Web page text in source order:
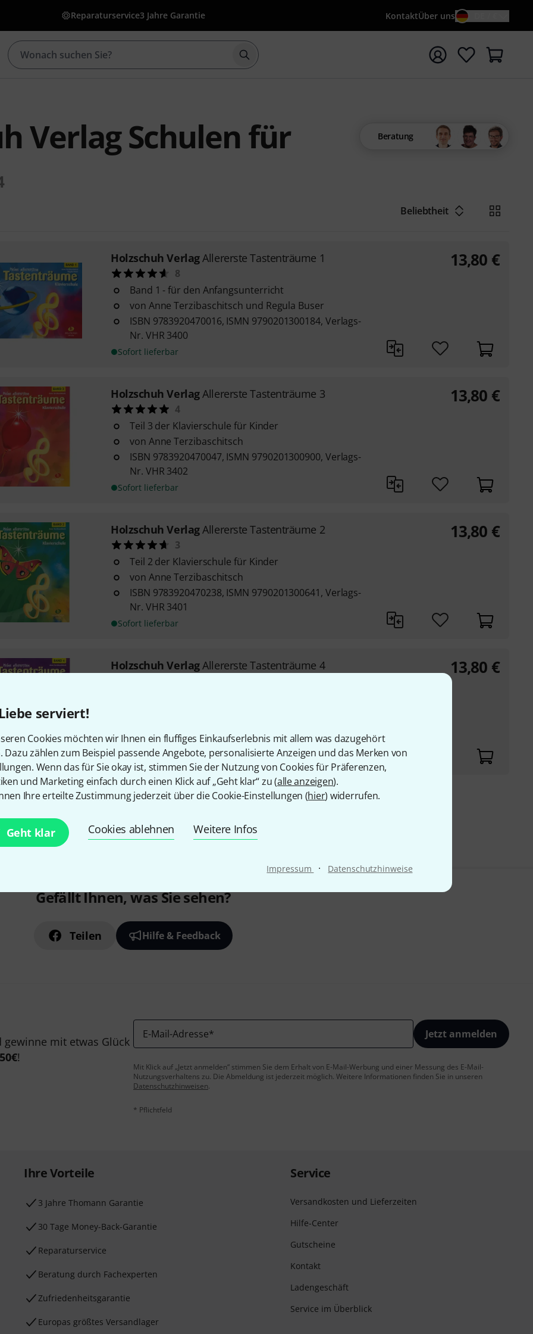
serviert!
Cookies möchten wir Ihnen ein fluffiges Einkaufserlebnis mit allem was dazugehört
Dazu zählen zum Beispiel passende Angebote, personalisierte Anzeigen und das Merken von
Wenn das für Sie okay ist, stimmen Sie der Nutzung von Cookies für Präferenzen,
und Marketing einfach durch einen Klick auf „Geht klar“ zu (alle anzeigen).
Ihre erteilte Zustimmung jederzeit über die Cookie-Einstellungen (hier) widerrufen.
Geht klar Cookies ablehnen Weitere Infos
Impressum · Datenschutzhinweise
Reparaturservice3 Jahre Garantie KontaktÜber uns
Suche mit Suchwort {searchTerm} starten
Verlag Schulen für
Beratung
Beliebtheit
Holzschuh VerlagAllererste Tastenträume 1
8
Band 1 - für den Anfangsunterricht
von Anne Terzibaschitsch und Regula Buser
ISBN 9783920470016, ISMN 9790201300184, Verlags-
Nr. VHR 3400
Sofort lieferbar
13,80 €
Holzschuh VerlagAllererste Tastenträume 3
4
Teil 3 der Klavierschule für Kinder
von Anne Terzibaschitsch
ISBN 9783920470047, ISMN 9790201300900, Verlags-
Nr. VHR 3402
Sofort lieferbar
13,80 €
Holzschuh VerlagAllererste Tastenträume 2
3
Teil 2 der Klavierschule für Kinder
von Anne Terzibaschitsch
ISBN 9783920470238, ISMN 9790201300641, Verlags-
Nr. VHR 3401
Sofort lieferbar
13,80 €
Holzschuh VerlagAllererste Tastenträume 4
Nr. VHR 3403
Sofort lieferbar
13,80 €
Gefällt Ihnen, was Sie sehen?
Teilen Hilfe & Feedback
mit etwas Glück
50€!
E-Mail-Adresse* Jetzt anmelden
Mit Klick auf „Jetzt anmelden“ stimmen Sie dem Erhalt von E-Mail-Werbung und einer Messung des E-Mail-
Nutzungsverhaltens zu. Die Abmeldung ist jederzeit möglich. Weitere Informationen finden Sie in unseren
Datenschutzhinweisen.
* Pflichtfeld
Ihre Vorteile
3 Jahre Thomann Garantie
30 Tage Money-Back-Garantie
Reparaturservice
Beratung durch Fachexperten
Zufriedenheitsgarantie
Europas größtes Versandlager
Service
Versandkosten und Lieferzeiten
Hilfe-Center
Gutscheine
Kontakt
Ladengeschäft
Service im Überblick